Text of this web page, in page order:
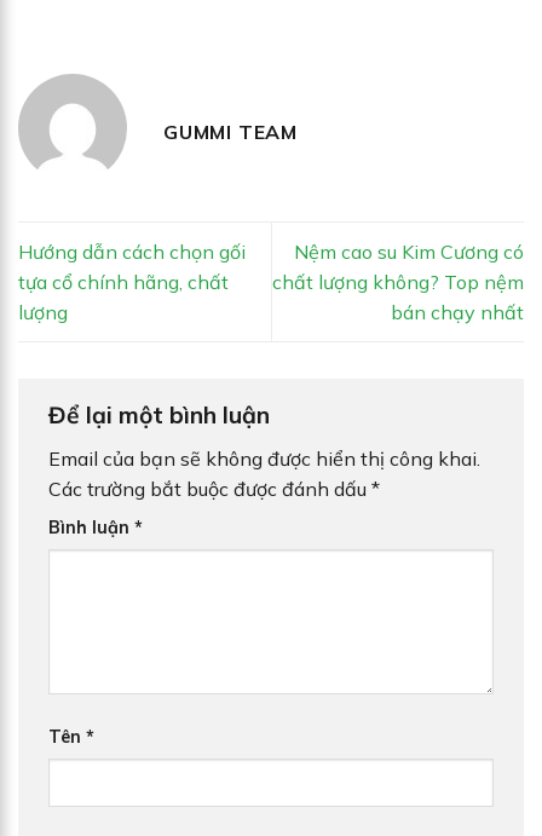
GUMMI TEAM
Hướng dẫn cách chọn gối
tựa cổ chính hãng, chất
lượng
Nệm cao su Kim Cương có
chất lượng không? Top nệm
bán chạy nhất
Để lại một bình luận
Email của bạn sẽ không được hiển thị công khai.
Các trường bắt buộc được đánh dấu *
Bình luận *
Tên *